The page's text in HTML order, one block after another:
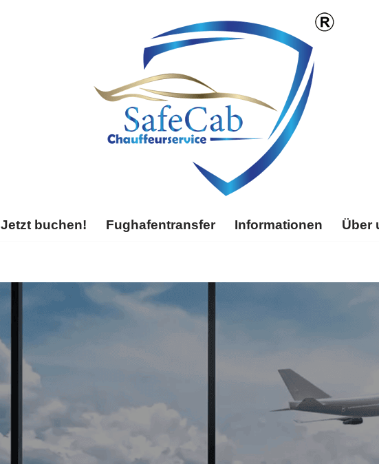
Jetzt buchen! Fughafentransfer Informationen Über